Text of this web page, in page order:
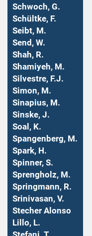
Schwoch, G.
Schültke, F.
Seibt, M.
Send, W.
Shah, R.
Shamiyeh, M.
Silvestre, F.J.
Simon, M.
Sinapius, M.
Sinske, J.
Soal, K.
Spangenberg, M.
Spark, H.
Spinner, S.
Sprengholz, M.
Springmann, R.
Srinivasan, V.
Stecher Alonso
Lillo, L.